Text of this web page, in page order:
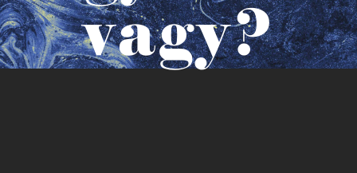
vagy?